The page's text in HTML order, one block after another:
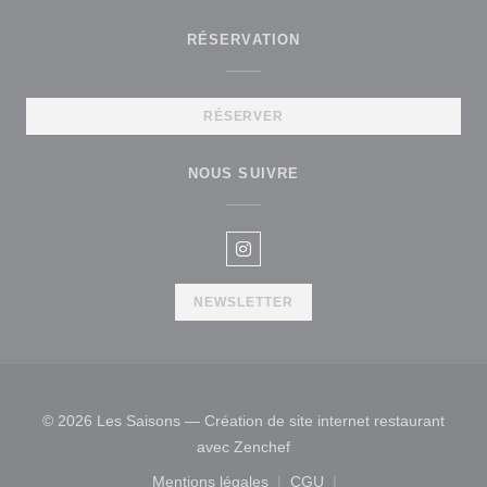
RÉSERVATION
RÉSERVER
NOUS SUIVRE
Instagram ((ouvre une nouvelle
NEWSLETTER
© 2026 Les Saisons — Création de site internet restaurant
avec Zenchef((ouvre une nouvelle
Mentions légales CGU